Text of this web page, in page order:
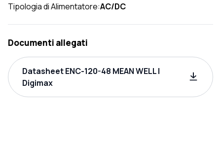
Tipologia di Alimentatore:AC/DC
Documenti allegati
Datasheet ENC-120-48 MEAN WELL |
Digimax